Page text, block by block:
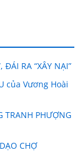
ĐÁI RA “XÂY NẠI”
của Vương Hoài
TRANH PHƯỢNG
CHỢ